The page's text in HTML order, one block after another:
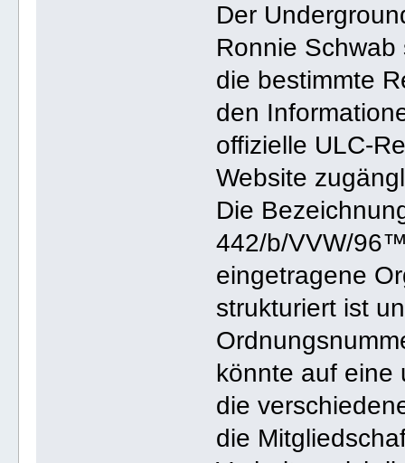
Der
Ronnie
die bestimmte
den
offizielle ULC-
Website
Die
442/b/VVW/
eingetragene
strukturiert ist
könnte auf eine
die
die